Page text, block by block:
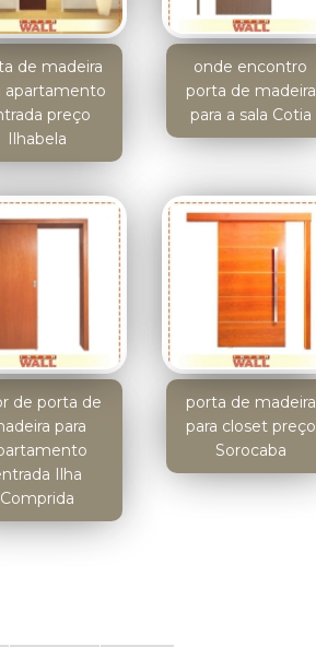
de madeira
apartamento
preço
Ilhabela
onde encontro
porta de madeira
para a sala Cotia
de porta de
para
Ilha
Comprida
porta de madeira
para closet preço
Sorocaba